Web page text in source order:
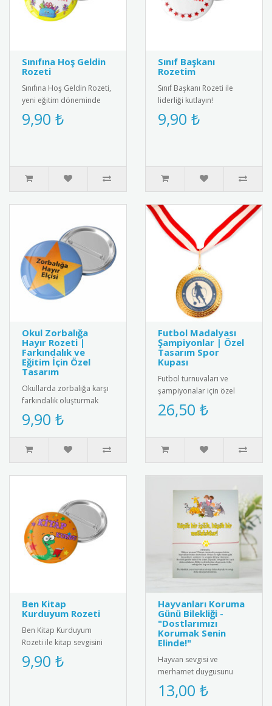
Sınıfına Hoş Geldin
Rozeti
Sınıfına Hoş Geldin Rozeti,
yeni eğitim döneminde
öğrencileri motive eden
özel bir karşılama rozetid..
9,90 ₺
Sınıf Başkanı
Rozetim
Sınıf Başkanı Rozeti ile
liderliği kutlayın!
Öğrenciler için özel
tasarım, şık ve anlamlı bir
9,90 ₺
Okul Zorbalığa
Hayır Rozeti |
Farkındalık ve
Eğitim İçin Özel
Tasarım
Okullarda zorbalığa karşı
farkındalık oluşturmak
amacıyla tasarlanmış
“Zorbalığa Hayır” temalı
rozet..
9,90 ₺
Futbol Madalyası
Şampiyonlar | Özel
Tasarım Spor
Kupası
Futbol turnuvaları ve
şampiyonalar için özel
tasarım futbol madalyası.
Kaliteli metal malzemeden
26,50 ₺
Ben Kitap
Kurduyum Rozeti
Ben Kitap Kurduyum
Rozeti ile kitap sevgisini
teşvik edin! Öğrencilere ve
kitap tutkunlarına özel ta..
9,90 ₺
Hayvanları Koruma
Günü Bilekliği -
"Dostlarımızı
Korumak Senin
Elinde!"
Hayvan sevgisi ve
merhamet duygusunu
pekiştirmek için
tasarlanmış özel bir
13,00 ₺